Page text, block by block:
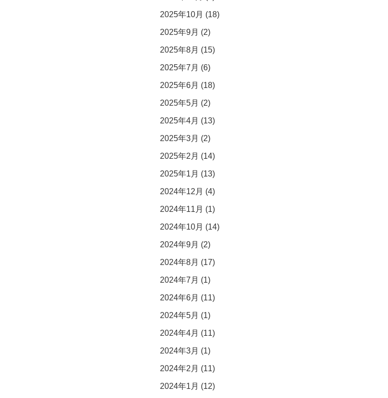
2025年10月 (18)
2025年9月 (2)
2025年8月 (15)
2025年7月 (6)
2025年6月 (18)
2025年5月 (2)
2025年4月 (13)
2025年3月 (2)
2025年2月 (14)
2025年1月 (13)
2024年12月 (4)
2024年11月 (1)
2024年10月 (14)
2024年9月 (2)
2024年8月 (17)
2024年7月 (1)
2024年6月 (11)
2024年5月 (1)
2024年4月 (11)
2024年3月 (1)
2024年2月 (11)
2024年1月 (12)